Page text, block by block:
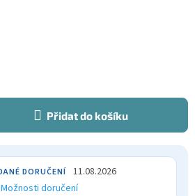
Přidat do košíku
11.08.2026
Možnosti doručení